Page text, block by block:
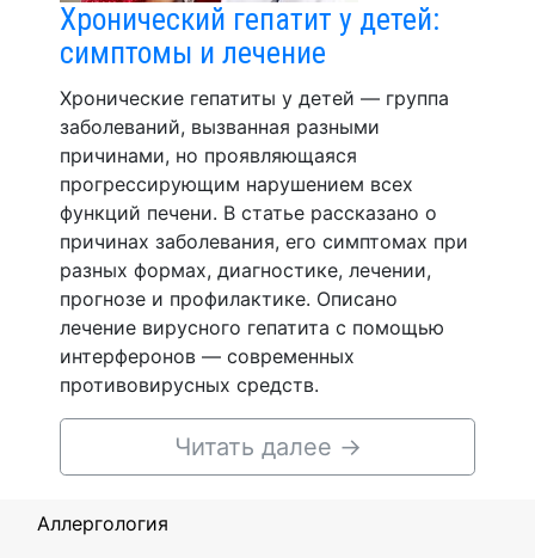
Хронический гепатит у детей:
симптомы и лечение
Хронические гепатиты у детей — группа
заболеваний, вызванная разными
причинами, но проявляющаяся
прогрессирующим нарушением всех
функций печени. В статье рассказано о
причинах заболевания, его симптомах при
разных формах, диагностике, лечении,
прогнозе и профилактике. Описано
лечение вирусного гепатита с помощью
интерферонов — современных
противовирусных средств.
Читать далее →
Аллергология